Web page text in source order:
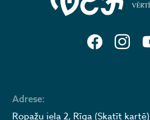
Adrese:
Ropažu iela 2, Rīga (Skatīt kartē)